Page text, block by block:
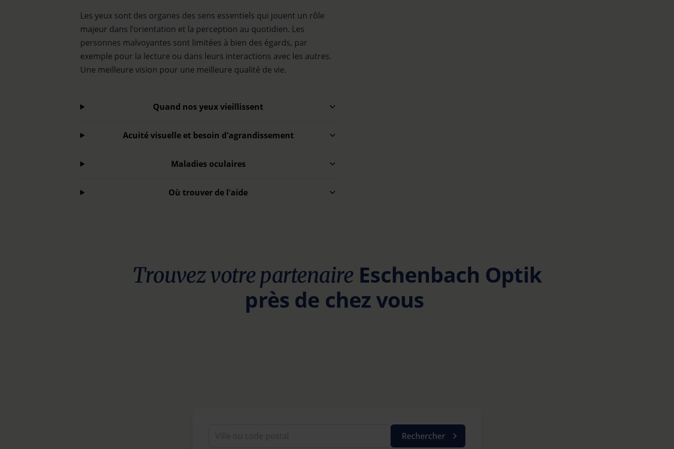
Les yeux sont des organes des sens essentiels qui jouent un rôle
majeur dans l’orientation et la perception au quotidien. Les
personnes malvoyantes sont limitées à bien des égards, par
exemple pour la lecture ou dans leurs interactions avec les autres.
Une meilleure vision pour une meilleure qualité de vie.
Quand nos yeux vieillissent
Acuité visuelle et besoin d'agrandissement
Maladies oculaires
Où trouver de l'aide
Trouvez votre partenaire Eschenbach Optik
près de chez vous
Rechercher